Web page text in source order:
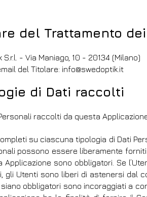
del Trattamento
S.r.l. - Via Maniago, 10 - 20134 (Milano)
del Titolare: info@swedoptik.it
di Dati raccolti
raccolti da questa
su ciascuna tipologia di Dati
possono essere liberamente
Applicazione sono obbligatori. Se
gli Utenti sono liberi di astenersi dal
obbligatori sono incoraggiati a